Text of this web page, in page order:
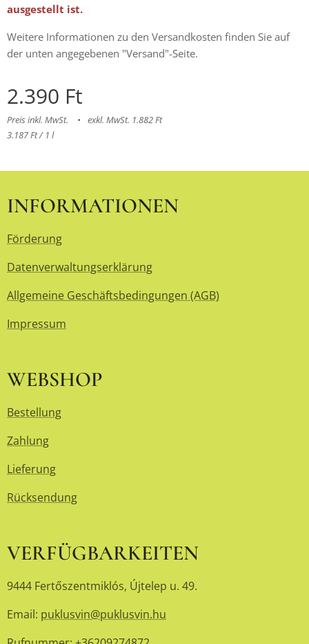
ausgestellt ist.
Weitere Informationen zu den Versandkosten finden Sie auf
der unten angegebenen "Versand"-Seite.
2.390 Ft
Preis inkl. MwSt.
exkl. MwSt. 1.882 Ft
3.187 Ft / 1 l
INFORMATIONEN
Förderung
Datenverwaltungserklärung
Allgemeine Geschäftsbedingungen (AGB)
Impressum
WEBSHOP
Bestellung
Zahlung
Lieferung
Rücksendung
VERFÜGBARKEITEN
9444 Fertőszentmiklós, Újtelep u. 49.
Email: puklusvin@puklusvin.hu